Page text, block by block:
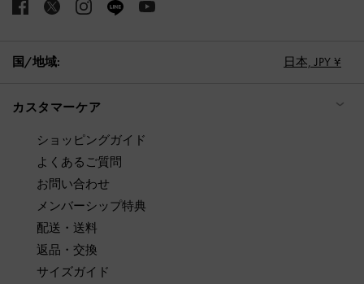
国/地域: 日本, JPY ¥
カスタマーケア
ショッピングガイド
よくあるご質問
お問い合わせ
メンバーシップ特典
配送・送料
返品・交換
サイズガイド